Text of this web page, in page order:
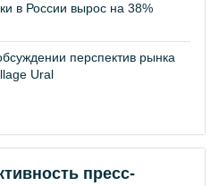
в России вырос на 38%
перспектив рынка
Ural
пресс-